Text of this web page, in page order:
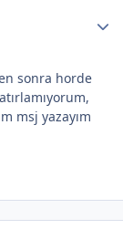
sonra horde
msj yazayım